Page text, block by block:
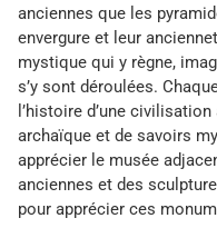
anciennes que les
envergure et leur
mystique qui y règne,
s’y sont déroulées.
l’histoire d’une
archaïque et de savoirs
apprécier le musée
anciennes et des
pour apprécier ces